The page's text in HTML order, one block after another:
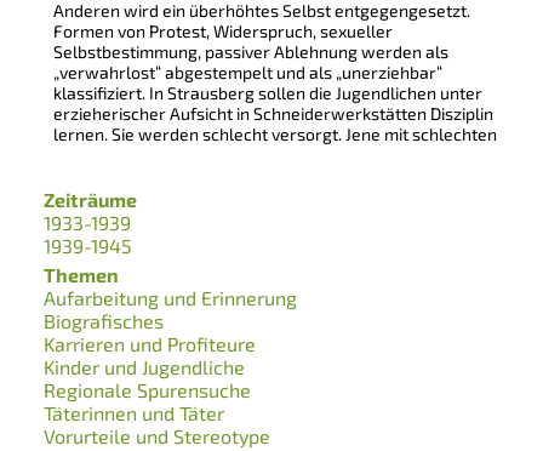
Anderen wird ein überhöhtes Selbst entgegengesetzt.
Formen von Protest, Widerspruch, sexueller
Selbstbestimmung, passiver Ablehnung werden als
„verwahrlost“ abgestempelt und als „unerziehbar“
klassifiziert. In Strausberg sollen die Jugendlichen unter
erzieherischer Aufsicht in Schneiderwerkstätten Disziplin
lernen. Sie werden schlecht versorgt. Jene mit schlechten
Zeiträume
1933-1939
1939-1945
Themen
Aufarbeitung und Erinnerung
Biografisches
Karrieren und Profiteure
Kinder und Jugendliche
Regionale Spurensuche
Täterinnen und Täter
Vorurteile und Stereotype